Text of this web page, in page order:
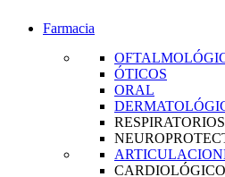
Farmacia
ÓTICOS
ORAL
RESPIRATORIOS